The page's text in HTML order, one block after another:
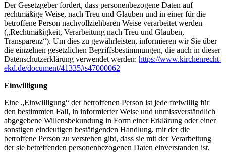
Der Gesetzgeber fordert, dass personenbezogene Daten auf
rechtmäßige Weise, nach Treu und Glauben und in einer für die
betroffene Person nachvollziehbaren Weise verarbeitet werden
(„Rechtmäßigkeit, Verarbeitung nach Treu und Glauben,
Transparenz“). Um dies zu gewährleisten, informieren wir Sie über
die einzelnen gesetzlichen Begriffsbestimmungen, die auch in dieser
Datenschutzerklärung verwendet werden: https://www.kirchenrecht-
ekd.de/document/41335#s47000062
Einwilligung
Eine „Einwilligung“ der betroffenen Person ist jede freiwillig für
den bestimmten Fall, in informierter Weise und unmissverständlich
abgegebene Willensbekundung in Form einer Erklärung oder einer
sonstigen eindeutigen bestätigenden Handlung, mit der die
betroffene Person zu verstehen gibt, dass sie mit der Verarbeitung
der sie betreffenden personenbezogenen Daten einverstanden ist.